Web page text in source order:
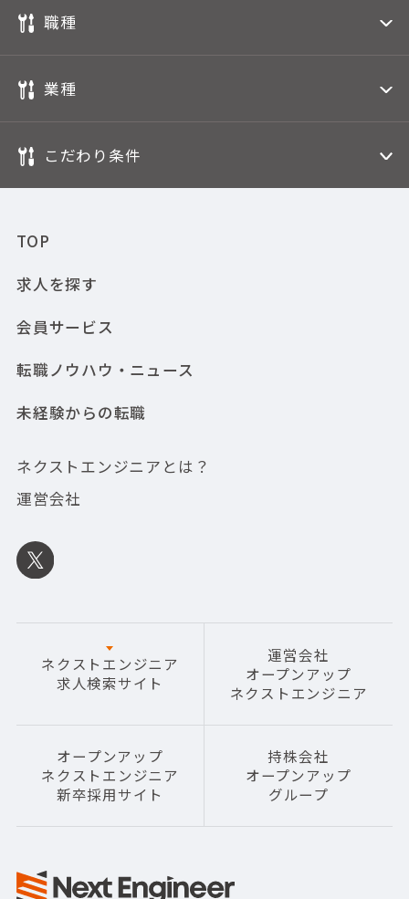
職種
業種
こだわり条件
TOP
求人を探す
会員サービス
転職ノウハウ・ニュース
未経験からの転職
ネクストエンジニアとは？
運営会社
ネクストエンジニア
求人検索サイト
運営会社
オープンアップ
ネクストエンジニア
オープンアップ
ネクストエンジニア
新卒採用サイト
持株会社
オープンアップ
グループ